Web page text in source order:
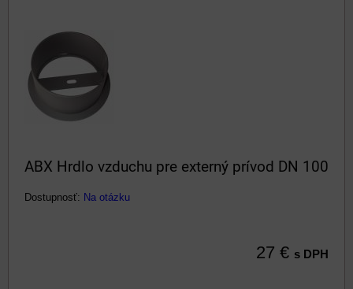
ABX Hrdlo vzduchu pre externý prívod DN 100
Dostupnosť: Na otázku
27 € s DPH